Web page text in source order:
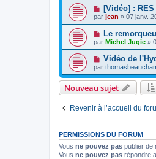
[Vidéo] :
par jean » 07 janv.
Le
par Michel Jugie »
Vidéo de
par
Nouveau sujet
Revenir à l’accueil du
PERMISSIONS DU FORUM
Vous ne pouvez pas publier de
Vous ne pouvez pas répondre